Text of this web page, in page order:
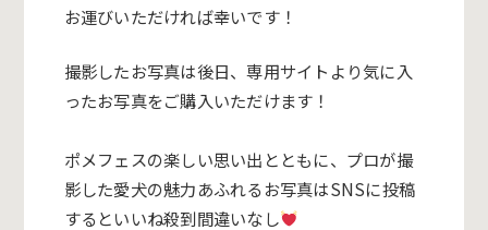
お運びいただければ幸いです！
撮影したお写真は後日、専用サイトより気に入
ったお写真をご購入いただけます！
ポメフェスの楽しい思い出とともに、プロが撮
影した愛犬の魅力あふれるお写真はSNSに投稿
するといいね殺到間違いなし